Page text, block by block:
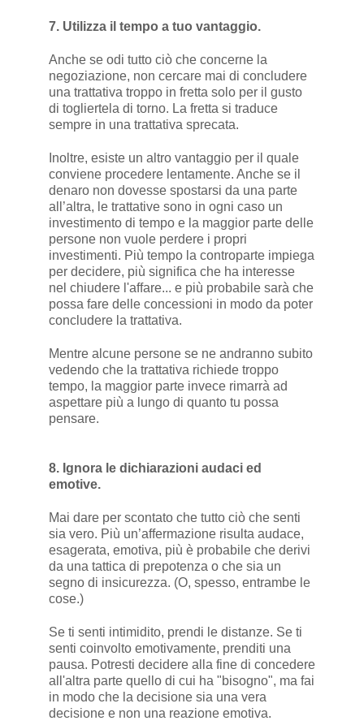
7. Utilizza il tempo a tuo vantaggio.
Anche se odi tutto ciò che concerne la
negoziazione, non cercare mai di concludere
una trattativa troppo in fretta solo per il gusto
di togliertela di torno. La fretta si traduce
sempre in una trattativa sprecata.
Inoltre, esiste un altro vantaggio per il quale
conviene procedere lentamente. Anche se il
denaro non dovesse spostarsi da una parte
all’altra, le trattative sono in ogni caso un
investimento di tempo e la maggior parte delle
persone non vuole perdere i propri
investimenti. Più tempo la controparte impiega
per decidere, più significa che ha interesse
nel chiudere l'affare... e più probabile sarà che
possa fare delle concessioni in modo da poter
concludere la trattativa.
Mentre alcune persone se ne andranno subito
vedendo che la trattativa richiede troppo
tempo, la maggior parte invece rimarrà ad
aspettare più a lungo di quanto tu possa
pensare.
8. Ignora le dichiarazioni audaci ed
emotive.
Mai dare per scontato che tutto ciò che senti
sia vero. Più un’affermazione risulta audace,
esagerata, emotiva, più è probabile che derivi
da una tattica di prepotenza o che sia un
segno di insicurezza. (O, spesso, entrambe le
cose.)
Se ti senti intimidito, prendi le distanze. Se ti
senti coinvolto emotivamente, prenditi una
pausa. Potresti decidere alla fine di concedere
all'altra parte quello di cui ha "bisogno", ma fai
in modo che la decisione sia una vera
decisione e non una reazione emotiva.